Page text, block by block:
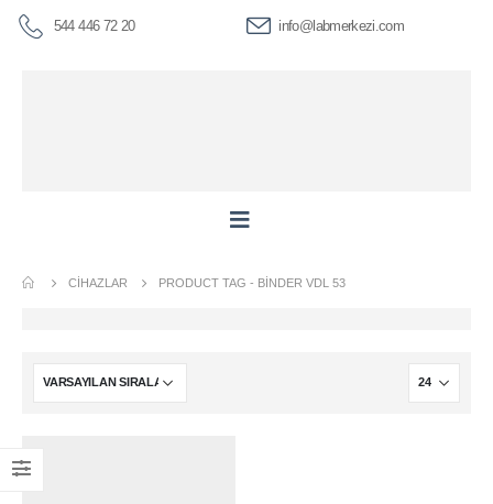
544 446 72 20 info@labmerkezi.com
CIHAZLAR PRODUCT TAG - BİNDER VDL 53